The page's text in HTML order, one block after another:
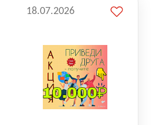
18.07.2026